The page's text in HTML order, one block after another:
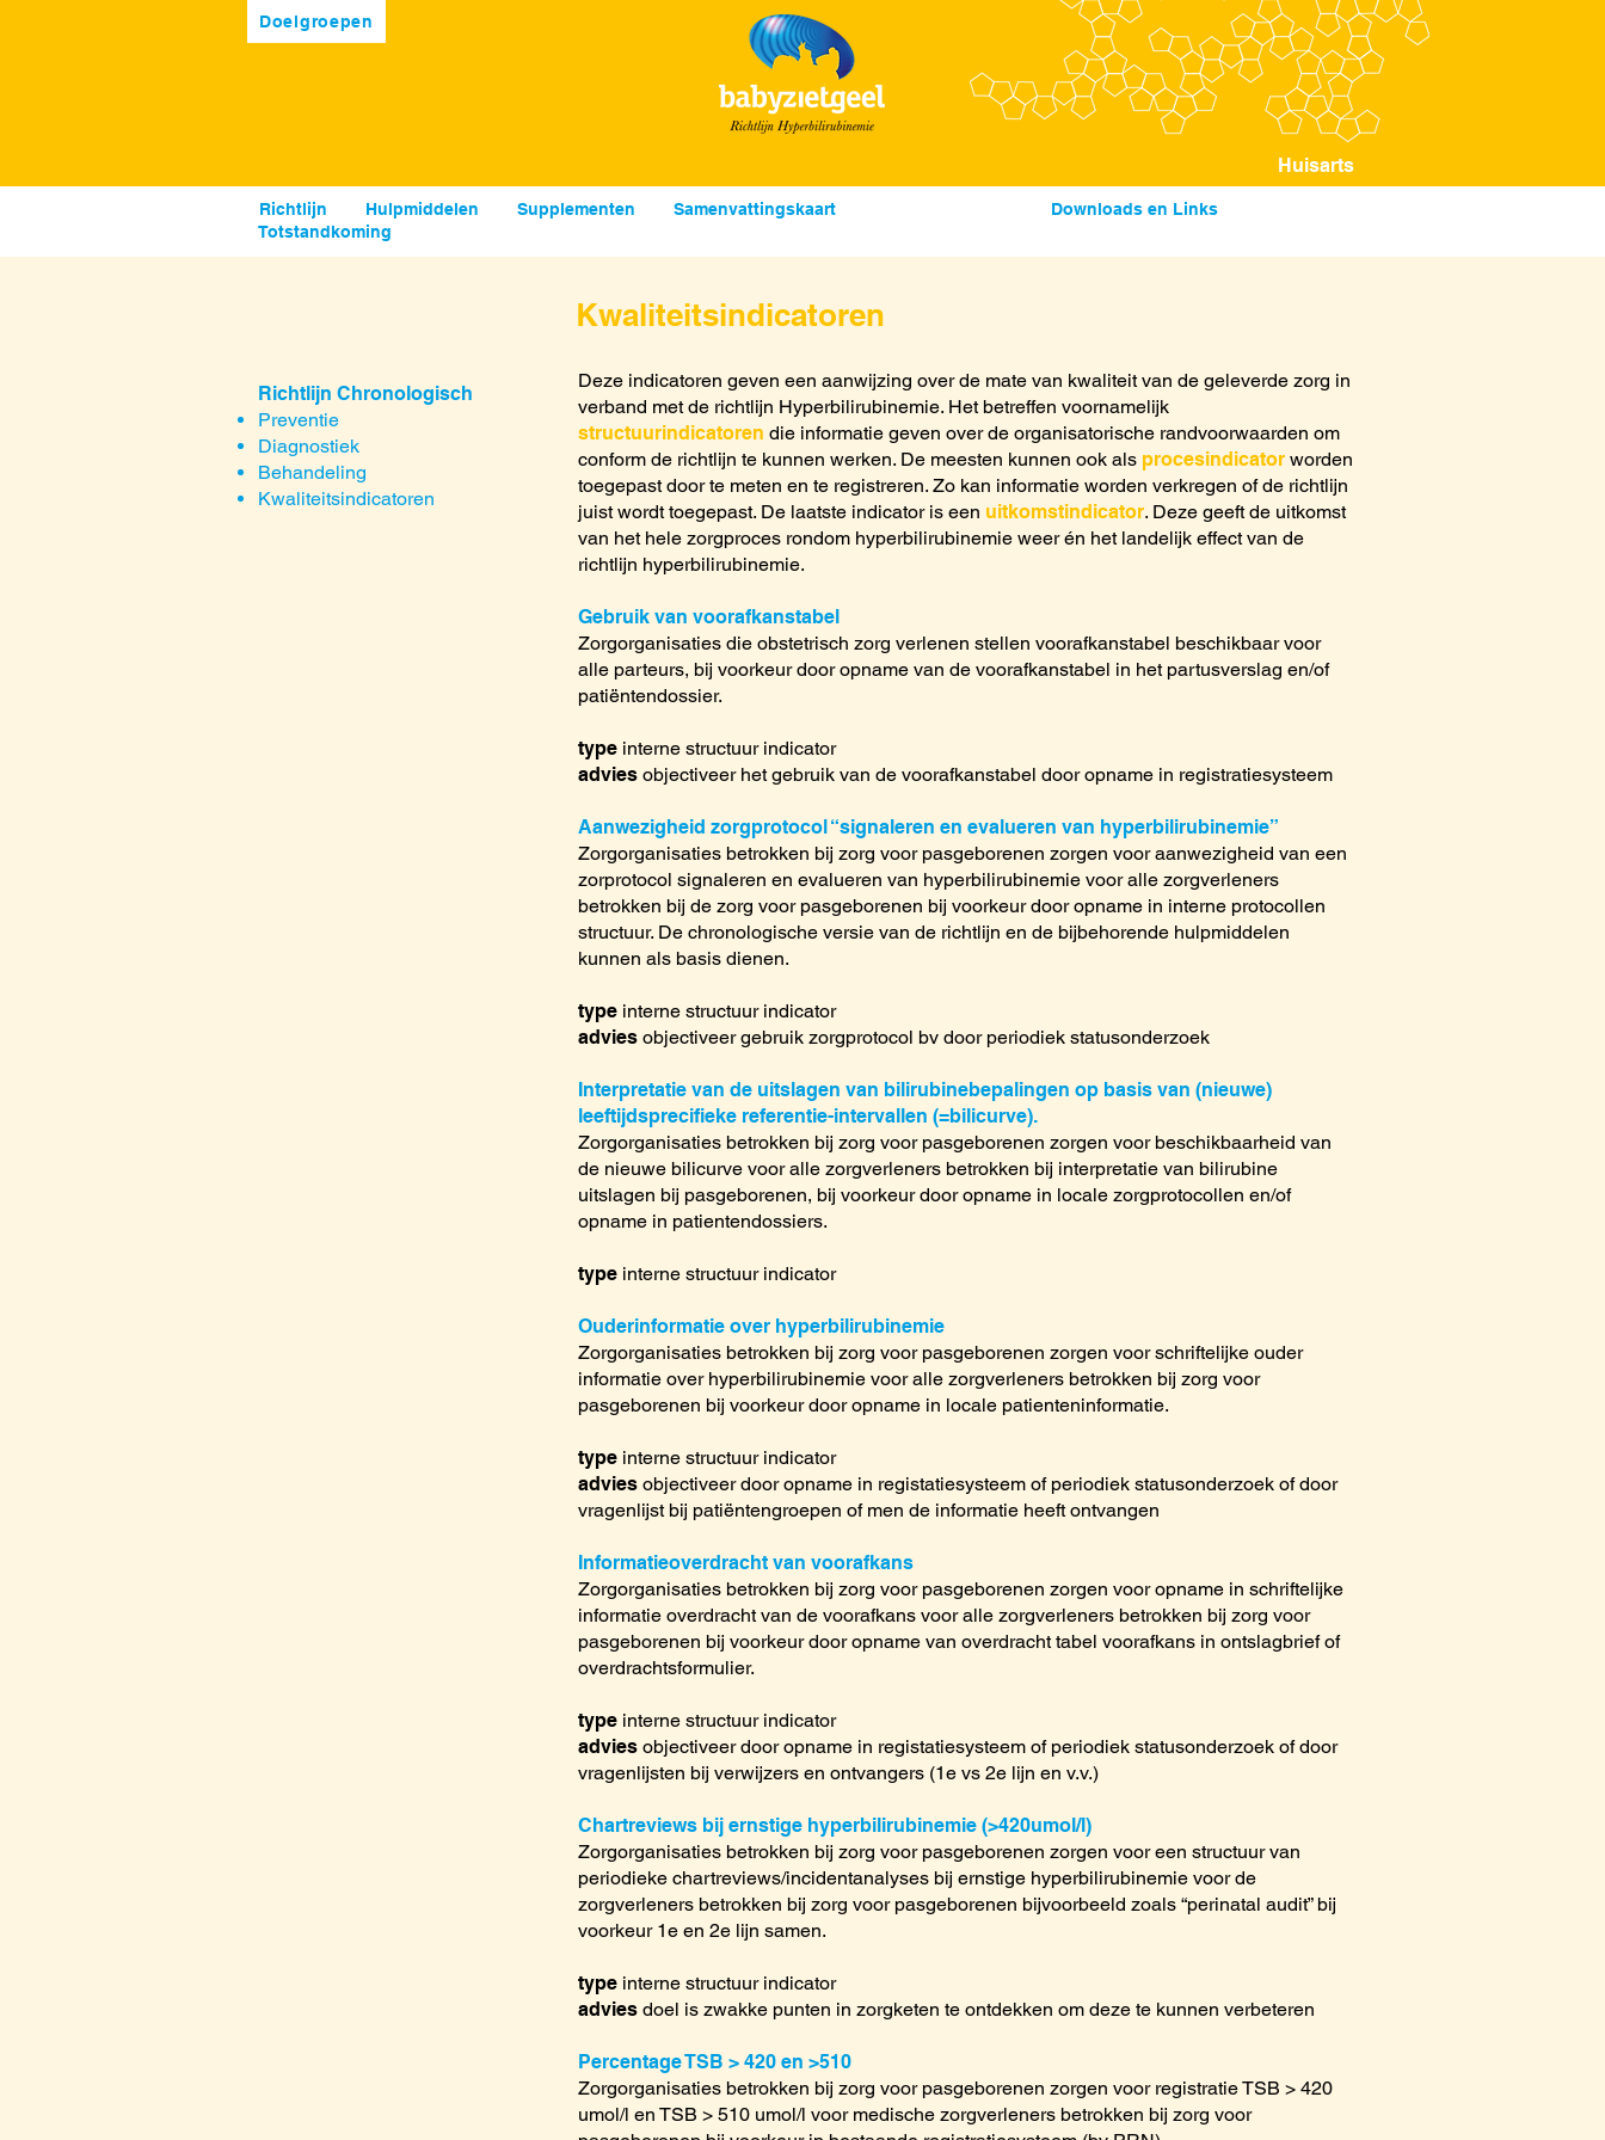
Doelgroepen
Huisarts
Richtlijn Hulpmiddelen Supplementen Samenvattingskaart
Downloads en Links
Totstandkoming
Kwaliteitsindicatoren
Richtlijn Chronologisch
Preventie
Diagnostiek
Behandeling
Kwaliteitsindicatoren
Deze indicatoren geven een aanwijzing over de mate van kwaliteit van de geleverde zorg in
verband met de richtlijn Hyperbilirubinemie. Het betreffen voornamelijk
structuurindicatoren die informatie geven over de organisatorische randvoorwaarden om
conform de richtlijn te kunnen werken. De meesten kunnen ook als procesindicator worden
toegepast door te meten en te registreren. Zo kan informatie worden verkregen of de richtlijn
juist wordt toegepast. De laatste indicator is een uitkomstindicator. Deze geeft de uitkomst
van het hele zorgproces rondom hyperbilirubinemie weer én het landelijk effect van de
richtlijn hyperbilirubinemie.
Gebruik van voorafkanstabel
Zorgorganisaties die obstetrisch zorg verlenen stellen voorafkanstabel beschikbaar voor
alle parteurs, bij voorkeur door opname van de voorafkanstabel in het partusverslag en/of
patiëntendossier.
type interne structuur indicator
advies objectiveer het gebruik van de voorafkanstabel door opname in registratiesysteem
Aanwezigheid zorgprotocol “signaleren en evalueren van hyperbilirubinemie”
Zorgorganisaties betrokken bij zorg voor pasgeborenen zorgen voor aanwezigheid van een
zorprotocol signaleren en evalueren van hyperbilirubinemie voor alle zorgverleners
betrokken bij de zorg voor pasgeborenen bij voorkeur door opname in interne protocollen
structuur. De chronologische versie van de richtlijn en de bijbehorende hulpmiddelen
kunnen als basis dienen.
type interne structuur indicator
advies objectiveer gebruik zorgprotocol bv door periodiek statusonderzoek
Interpretatie van de uitslagen van bilirubinebepalingen op basis van (nieuwe)
leeftijdsprecifieke referentie-intervallen (=bilicurve).
Zorgorganisaties betrokken bij zorg voor pasgeborenen zorgen voor beschikbaarheid van
de nieuwe bilicurve voor alle zorgverleners betrokken bij interpretatie van bilirubine
uitslagen bij pasgeborenen, bij voorkeur door opname in locale zorgprotocollen en/of
opname in patientendossiers.
type interne structuur indicator
Ouderinformatie over hyperbilirubinemie
Zorgorganisaties betrokken bij zorg voor pasgeborenen zorgen voor schriftelijke ouder
informatie over hyperbilirubinemie voor alle zorgverleners betrokken bij zorg voor
pasgeborenen bij voorkeur door opname in locale patienteninformatie.
type interne structuur indicator
advies objectiveer door opname in registatiesysteem of periodiek statusonderzoek of door
vragenlijst bij patiëntengroepen of men de informatie heeft ontvangen
Informatieoverdracht van voorafkans
Zorgorganisaties betrokken bij zorg voor pasgeborenen zorgen voor opname in schriftelijke
informatie overdracht van de voorafkans voor alle zorgverleners betrokken bij zorg voor
pasgeborenen bij voorkeur door opname van overdracht tabel voorafkans in ontslagbrief of
overdrachtsformulier.
type interne structuur indicator
advies objectiveer door opname in registatiesysteem of periodiek statusonderzoek of door
vragenlijsten bij verwijzers en ontvangers (1e vs 2e lijn en v.v.)
Chartreviews bij ernstige hyperbilirubinemie (>420umol/l)
Zorgorganisaties betrokken bij zorg voor pasgeborenen zorgen voor een structuur van
periodieke chartreviews/incidentanalyses bij ernstige hyperbilirubinemie voor de
zorgverleners betrokken bij zorg voor pasgeborenen bijvoorbeeld zoals “perinatal audit” bij
voorkeur 1e en 2e lijn samen.
type interne structuur indicator
advies doel is zwakke punten in zorgketen te ontdekken om deze te kunnen verbeteren
Percentage TSB > 420 en >510
Zorgorganisaties betrokken bij zorg voor pasgeborenen zorgen voor registratie TSB > 420
umol/l en TSB > 510 umol/l voor medische zorgverleners betrokken bij zorg voor